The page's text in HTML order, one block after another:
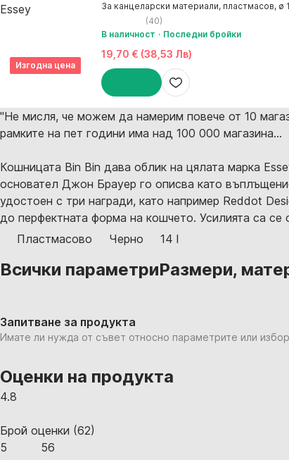
Изгодна цена
За канцеларски материали, пластмасов, ø
(40)
В наличност
Последни бройки
19,70 € (38,53 Лв)
"Не мисля, че можем да намерим повече от 10
рамките на пет години има над 100 000 магазина...
Кошницата Bin Bin дава облик на цялата марка
основател Джон Брауер го описва като
удостоен с три награди, като например Reddot
до перфектната форма на кошчето. Усилията са се
Пластмасово
Черно 14 l
Всички параметриРазмери,
Запитване за продукта
Имате ли нужда от съвет относно параметрите или
Оценки на продукта
4.8
Брой оценки (62)
5
56